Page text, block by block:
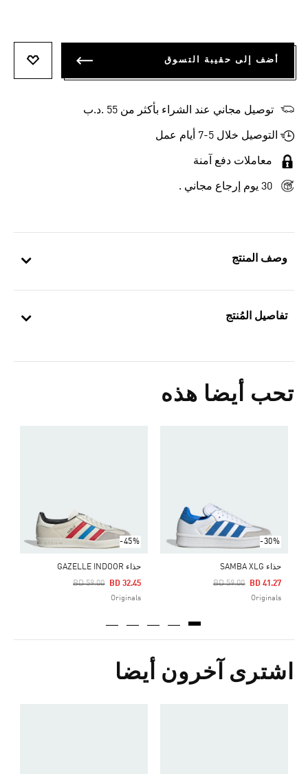
وصف المنتج
تفاصيل المُنتج
تحب أيضا هذه
-30%
حذاء SAMBA XLG
Price Reduced From
BD 59.00
To BD 41.27
Originals
-45%
حذاء GAZELLE INDOOR
Price Reduced From
BD 59.00
To BD 32.45
Originals
اشترى آخرون أيضا
أضف إلى حقيبة التسوق
توصيل مجاني عند الشراء بأكثر من 55 .د.ب‎
التوصيل خلال 5-7 أيام عمل
معاملات دفع آمنة